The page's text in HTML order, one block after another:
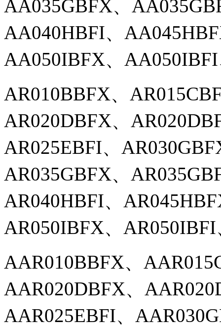
AA035GBFX、
AA040HBFI、
AA050IBFX、
AR010BBFX、
AR020DBFX、
AR025EBFI、
AR035GBFX、
AR040HBFI、
AR050IBFX、
AAR010BBFX、
AAR020DBFX、
AAR025EBFI、